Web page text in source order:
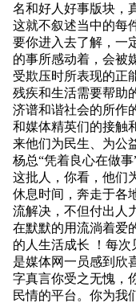
名和好人好事版块，
这就不叙述当中的每
要你进入去了解，一
的事所感动着，会被
受欺压时所表现的正
残疾和生活需要帮助
济谱和谐社会的所作
和媒体精英们的接触
来他们为民生、为公
杨总“凭着良心在做
这批人，你看，他们
休息时间，奔走于各
流解决，不但付出人
在默默的用流淌着爱
的人生活成长 ！每
是媒体网一员感到欣
字真言你受之无愧，
民情的平台。你为我